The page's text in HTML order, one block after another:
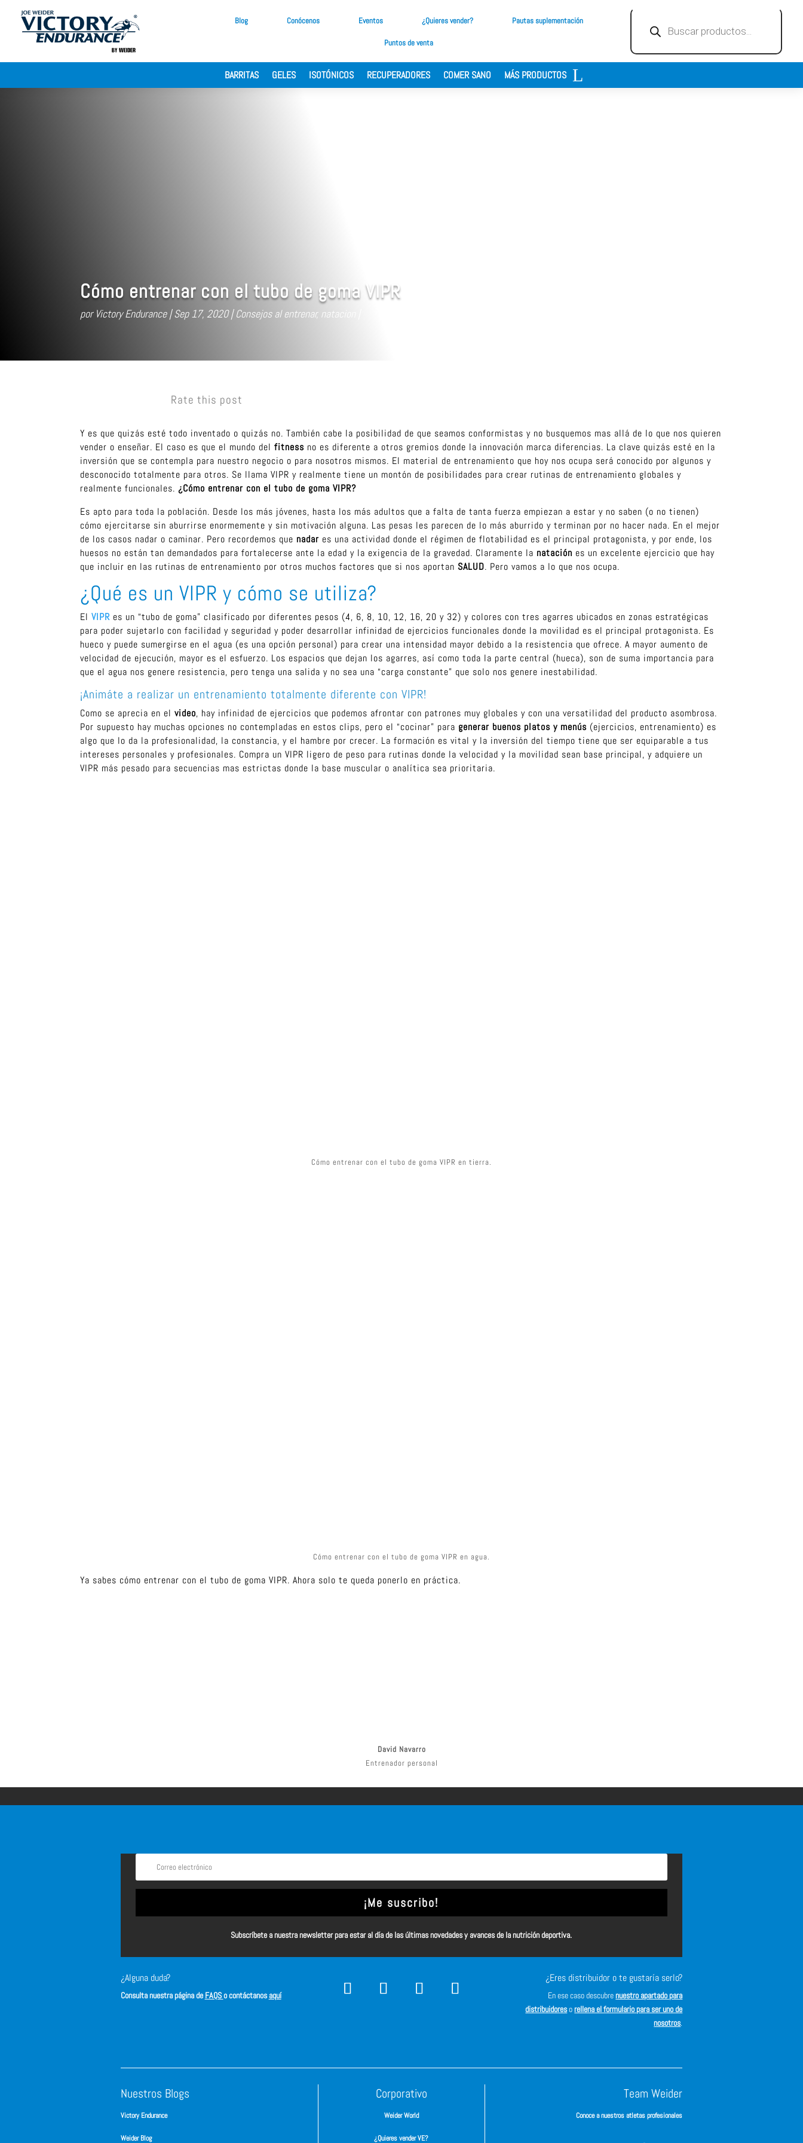
Blog Conócenos Eventos ¿Quieres vender? Pautas suplementación
Puntos de venta
productos
BARRITAS GELES ISOTÓNICOS RECUPERADORES COMER SANO MÁS PRODUCTOS
Cómo entrenar con el tubo de goma VIPR
por Victory Endurance Sep 17, 2020 Consejos al entrenar, natacion
Rate this post
Y es que quizás esté todo inventado o quizás no. También cabe la posibilidad de que seamos conformistas y no busquemos mas allá de lo que nos quieren
vender o enseñar. El caso es que el mundo delfitness no es diferente a otros gremios donde la innovación marca diferencias. La clave quizás esté en la
inversión que se contempla para nuestro negocio o para nosotros mismos. El material de entrenamiento que hoy nos ocupa será conocido por algunos y
desconocido totalmente para otros. Se llama VIPR y realmente tiene un montón de posibilidades para crear rutinas de entrenamiento globales y
realmente funcionales. ¿Cómo entrenar con el tubo de goma VIPR?
Es apto para toda la población. Desde los más jóvenes, hasta los más adultos que a falta de tanta fuerza empiezan a estar y no saben (o no tienen)
cómo ejercitarse sin aburrirse enormemente y sin motivación alguna. Las pesas les parecen de lo más aburrido y terminan por no hacer nada. En el mejor
de los casos nadar o caminar. Pero recordemos que nadar es una actividad donde el régimen de flotabilidad es el principal protagonista, y por ende, los
huesos no están tan demandados para fortalecerse ante la edad y la exigencia de la gravedad. Claramente la natación es un excelente ejercicio que hay
que incluir en las rutinas de entrenamiento por otros muchos factores que si nos aportan SALUD. Pero vamos a lo que nos ocupa.
¿Qué es un VIPR y cómo se utiliza?
ElVIPR es un “tubo de goma” clasificado por diferentes pesos (4, 6, 8, 10, 12, 16, 20 y 32) y colores con tres agarres ubicados en zonas estratégicas
para poder sujetarlo con facilidad y seguridad y poder desarrollar infinidad de ejercicios funcionales donde la movilidad es el principal protagonista. Es
hueco y puede sumergirse en el agua (es una opción personal) para crear una intensidad mayor debido a la resistencia que ofrece. A mayor aumento de
velocidad de ejecución, mayor es el esfuerzo. Los espacios que dejan los agarres, así como toda la parte central (hueca), son de suma importancia para
que el agua nos genere resistencia, pero tenga una salida y no sea una “carga constante” que solo nos genere inestabilidad.
¡Animáte a realizar un entrenamiento totalmente diferente con VIPR!
Como se aprecia en elvideo, hay infinidad de ejercicios que podemos afrontar con patrones muy globales y con una versatilidad del producto asombrosa.
Por supuesto hay muchas opciones no contempladas en estos clips, pero el “cocinar” para generar buenos platos y menús (ejercicios, entrenamiento) es
algo que lo da la profesionalidad, la constancia, y el hambre por crecer. La formación es vital y la inversión del tiempo tiene que ser equiparable a tus
intereses personales y profesionales. Compra un VIPR ligero de peso para rutinas donde la velocidad y la movilidad sean base principal, y adquiere un
VIPR más pesado para secuencias mas estrictas donde la base muscular o analítica sea prioritaria.
Cómo entrenar con el tubo de goma VIPR en tierra.
Cómo entrenar con el tubo de goma VIPR en agua.
Ya sabes cómo entrenar con el tubo de goma VIPR. Ahora solo te queda ponerlo en práctica.
David Navarro
Entrenador personal
¡Me suscribo!
Subscríbete a nuestra newsletter para estar al día de las últimas novedades y avances de la nutrición deportiva.
¿Alguna duda?
Consulta nuestra página de FAQSo contáctanosaquí
¿Eres distribuidor o te gustaría serlo?
En ese caso descubrenuestro apartado para
distribuidoresorellena el formulario para ser uno de
nosotros.
Nuestros Blogs
Victory Endurance
Weider Blog
Corporativo
Weider World
¿Quieres vender VE?
Team Weider
Conoce a nuestros atletas profesionales